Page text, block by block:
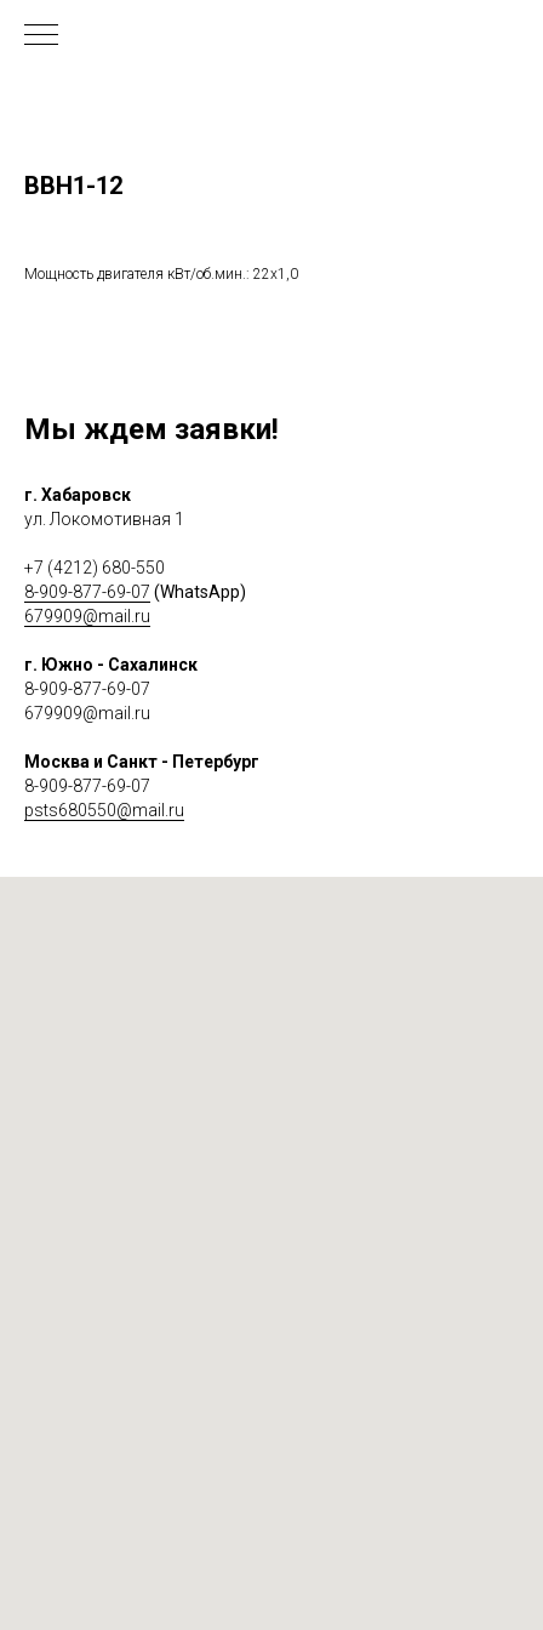
ВВН1-12
Мощность двигателя кВт/об.мин.: 22х1,0
Мы ждем заявки!
г. Хабаровск
ул. Локомотивная 1
+7 (4212) 680-550
8-909-877-69-07 (WhatsApp)
679909@mail.ru
г. Южно - Сахалинск
8-909-877-69-07
679909@mail.ru
Москва и Санкт - Петербург
8-909-877-69-07
psts680550@mail.ru